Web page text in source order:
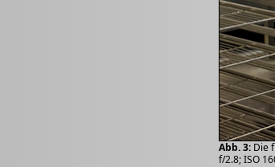
Abb. 3: Die
f/2.8; ISO